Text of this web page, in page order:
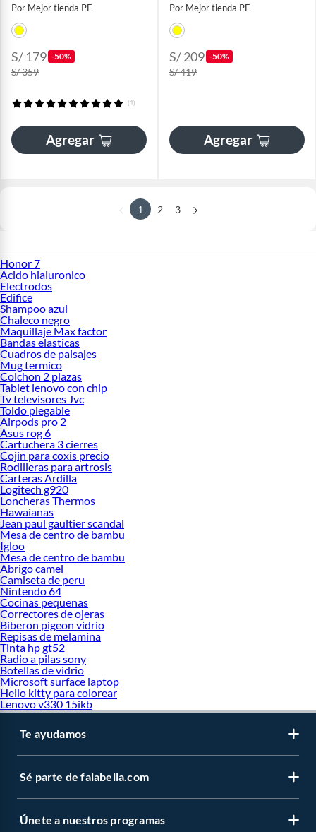
Por Mejor tienda PE
S/ 179 -50%
S/ 359
(1)
Agregar
Por Mejor tienda PE
S/ 209 -50%
S/ 419
Agregar
1 2 3
Honor 7
Acido hialuronico
Electrodos
Edifice
Shampoo azul
Chaleco negro
Maquillaje Max factor
Bandas elasticas
Cuadros de paisajes
Mug termico
Colchon 2 plazas
Tablet lenovo con chip
Tv televisores Jvc
Toldo plegable
Airpods pro 2
Asus rog 6
Cartuchera 3 cierres
Cojin para coxis precio
Rodilleras para artrosis
Carteras Ardilla
Logitech g920
Loncheras Thermos
Hawaianas
Jean paul gaultier scandal
Mesa de centro de bambu
Igloo
Mesa de centro de bambu
Abrigo camel
Camiseta de peru
Nintendo 64
Cocinas pequenas
Correctores de ojeras
Biberon pigeon vidrio
Repisas de melamina
Tinta hp gt52
Radio a pilas sony
Botellas de vidrio
Microsoft surface laptop
Hello kitty para colorear
Lenovo v330 15ikb
Te ayudamos
Sé parte de falabella.com
Únete a nuestros programas